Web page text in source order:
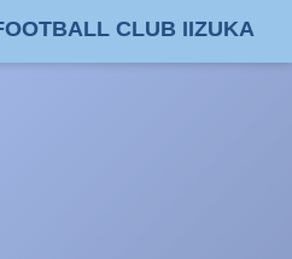
CLUB IIZUKA